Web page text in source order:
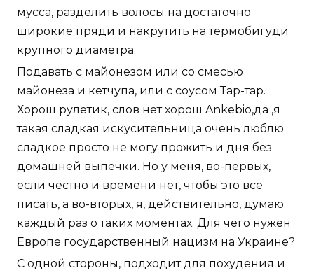
мусса, разделить волосы на достаточно
широкие пряди и накрутить на термобигуди
крупного диаметра.
Подавать с майонезом или со смесью
майонеза и кетчупа, или с соусом Тар-тар.
Хорош рулетик, слов нет хорош Ankebio,да ,я
такая сладкая искусительница очень люблю
сладкое просто не могу прожить и дня без
домашней выпечки. Но у меня, во-первых,
если честно и времени нет, чтобы это все
писать, а во-вторых, я, действительно, думаю
каждый раз о таких моментах. Для чего нужен
Европе государственный нацизм на Украине?
С одной стороны, подходит для похудения и